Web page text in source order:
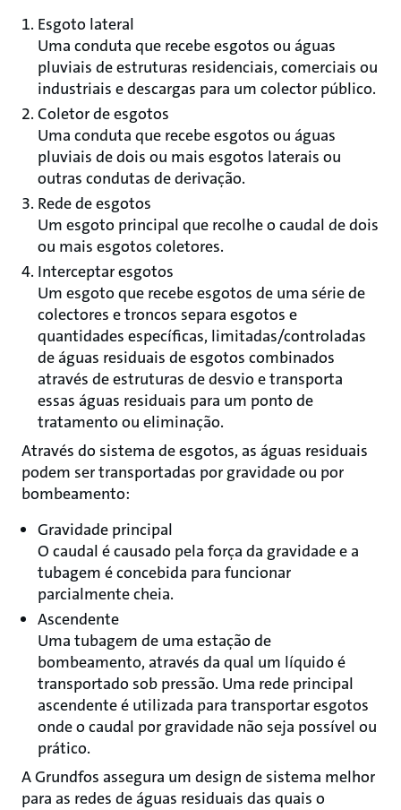
Esgoto lateral
Uma conduta que recebe esgotos ou águas
pluviais de estruturas residenciais, comerciais ou
industriais e descargas para um colector público.
Coletor de esgotos
Uma conduta que recebe esgotos ou águas
pluviais de dois ou mais esgotos laterais ou
outras condutas de derivação.
Rede de esgotos
Um esgoto principal que recolhe o caudal de dois
ou mais esgotos coletores.
Interceptar esgotos
Um esgoto que recebe esgotos de uma série de
colectores e troncos separa esgotos e
quantidades específicas, limitadas/controladas
de águas residuais de esgotos combinados
através de estruturas de desvio e transporta
essas águas residuais para um ponto de
tratamento ou eliminação.
Através do sistema de esgotos, as águas residuais
podem ser transportadas por gravidade ou por
bombeamento:
Gravidade principal
O caudal é causado pela força da gravidade e a
tubagem é concebida para funcionar
parcialmente cheia.
Ascendente
Uma tubagem de uma estação de
bombeamento, através da qual um líquido é
transportado sob pressão. Uma rede principal
ascendente é utilizada para transportar esgotos
onde o caudal por gravidade não seja possível ou
prático.
A Grundfos assegura um design de sistema melhor
para as redes de águas residuais das quais o